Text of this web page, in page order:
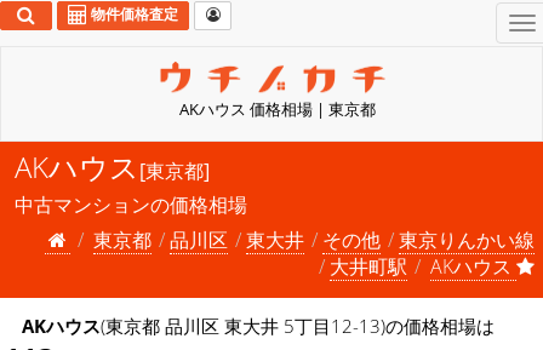
AKハウス 価格相場 | 東京都
物件価格査定
AKハウス [東京都]
中古マンションの価格相場
東京都
品川区 東大井 その他
東京りんかい線
大井町駅
AKハウス
AKハウス(東京都 品川区 東大井 5丁目12-13)の価格相場は